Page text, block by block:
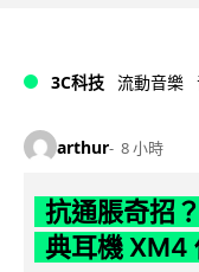
3C科技 流動音樂
arthur 8 小時
抗通脹奇招
典耳機 XM4